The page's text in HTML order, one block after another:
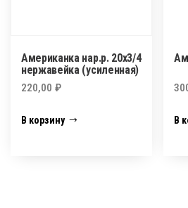
Американка нар.р. 20х3/4
нержавейка (усиленная)
220,00 ₽
В корзину В